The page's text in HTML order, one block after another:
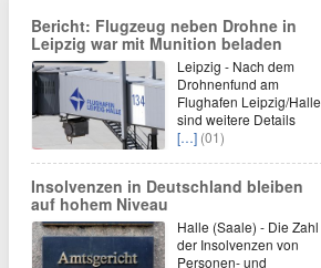
Bericht: Flugzeug neben Drohne in
Leipzig war mit Munition beladen
Leipzig - Nach dem
Drohnenfund am
Flughafen Leipzig/Halle
sind weitere Details
[…] (01)
Insolvenzen in Deutschland bleiben
auf hohem Niveau
Halle (Saale) - Die Zahl
der Insolvenzen von
Personen- und